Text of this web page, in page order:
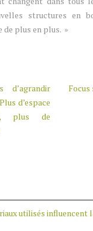
structures en
de plus en plus. »
d’agrandir
d’espace
plus de
Focus
utilisés influencent